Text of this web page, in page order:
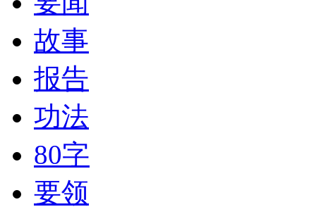
故事
报告
功法
80字
要领